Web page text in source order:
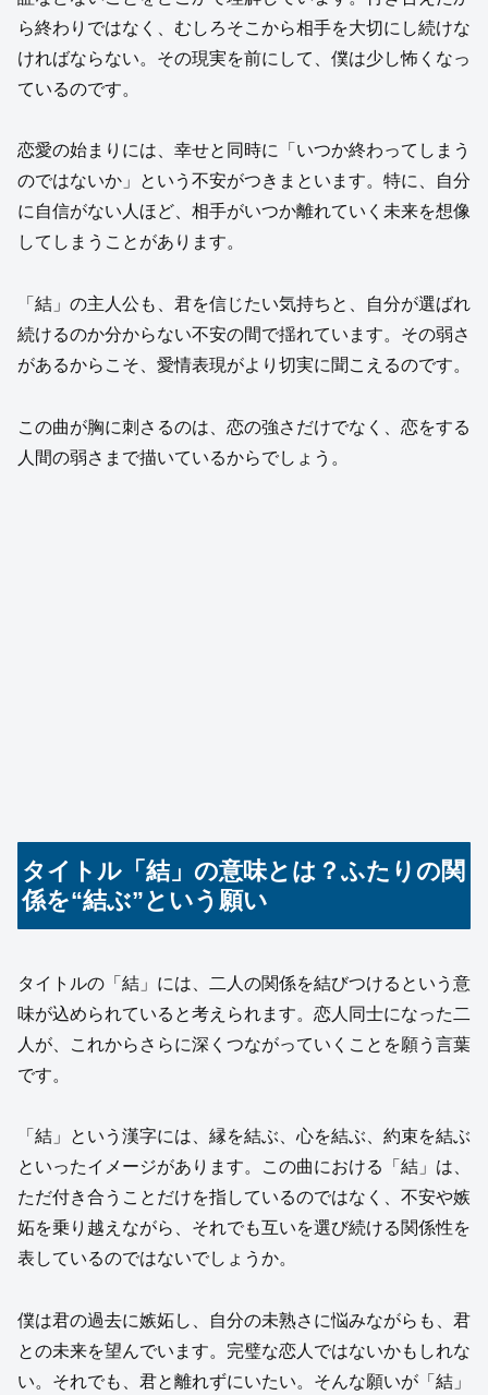
ら終わりではなく、むしろそこから相手を大切にし続けな
ければならない。その現実を前にして、僕は少し怖くなっ
ているのです。
恋愛の始まりには、幸せと同時に「いつか終わってしまう
のではないか」という不安がつきまといます。特に、自分
に自信がない人ほど、相手がいつか離れていく未来を想像
してしまうことがあります。
「結」の主人公も、君を信じたい気持ちと、自分が選ばれ
続けるのか分からない不安の間で揺れています。その弱さ
があるからこそ、愛情表現がより切実に聞こえるのです。
この曲が胸に刺さるのは、恋の強さだけでなく、恋をする
人間の弱さまで描いているからでしょう。
タイトル「結」の意味とは？ふたりの関
係を“結ぶ”という願い
タイトルの「結」には、二人の関係を結びつけるという意
味が込められていると考えられます。恋人同士になった二
人が、これからさらに深くつながっていくことを願う言葉
です。
「結」という漢字には、縁を結ぶ、心を結ぶ、約束を結ぶ
といったイメージがあります。この曲における「結」は、
ただ付き合うことだけを指しているのではなく、不安や嫉
妬を乗り越えながら、それでも互いを選び続ける関係性を
表しているのではないでしょうか。
僕は君の過去に嫉妬し、自分の未熟さに悩みながらも、君
との未来を望んでいます。完璧な恋人ではないかもしれな
い。それでも、君と離れずにいたい。そんな願いが「結」